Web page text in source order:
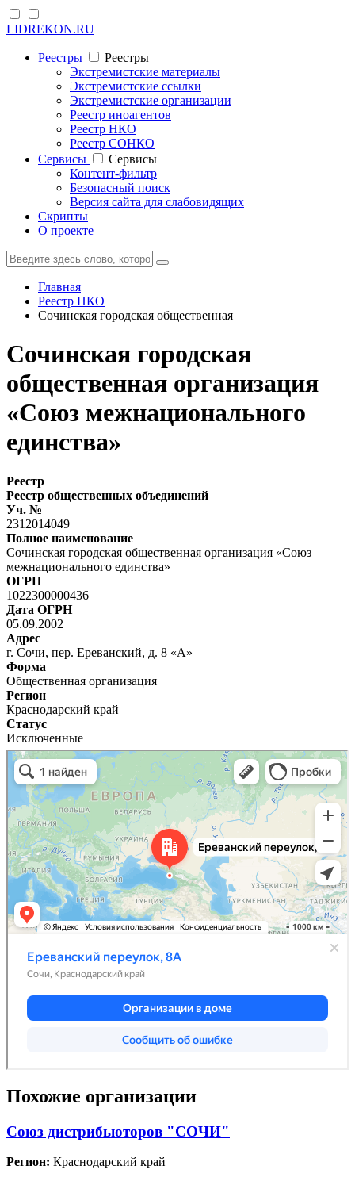
LIDREKON.RU
Реестры
Реестры
Экстремистские материалы
Экстремистские ссылки
Экстремистские организации
Реестр иноагентов
Реестр НКО
Реестр СОНКО
Cервисы
Cервисы
Контент-фильтр
Безопасный поиск
Версия сайта для слабовидящих
Скрипты
О проекте
Главная
Реестр НКО
Сочинская городская общественная
Сочинская городская
общественная организация
«Союз межнационального
единства»
Реестр
Реестр общественных объединений
Уч. №
2312014049
Полное наименование
Сочинская городская общественная организация «Союз
межнационального единства»
ОГРН
1022300000436
Дата ОГРН
05.09.2002
Адрес
г. Сочи, пер. Ереванский, д. 8 «А»
Форма
Общественная организация
Регион
Краснодарский край
Статус
Исключенные
Похожие организации
Союз дистрибьюторов "СОЧИ"
Регион: Краснодарский край